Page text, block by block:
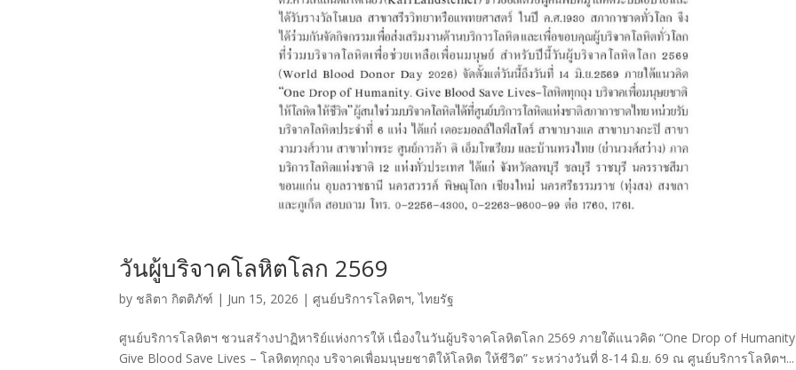
วันผู้บริจาคโลหิตโลก 2569
by ชลิตา กิตติภัฑ์ | Jun 15, 2026 |ศูนย์บริการโลหิตฯ,ไทยรัฐ
ศูนย์บริการโลหิตฯ ชวนสร้างปาฏิหาริย์แห่งการให้ เนื่องในวันผู้บริจาคโลหิตโลก 2569 ภายใต้แนวคิด “One Drop of
Give Blood Save Lives – โลหิตทุกถุง บริจาคเพื่อมนุษยชาติให้โลหิต ให้ชีวิต” ระหว่างวันที่ 8-14 มิ.ย. 69 ณ ศูนย์บริการโลหิตฯ...